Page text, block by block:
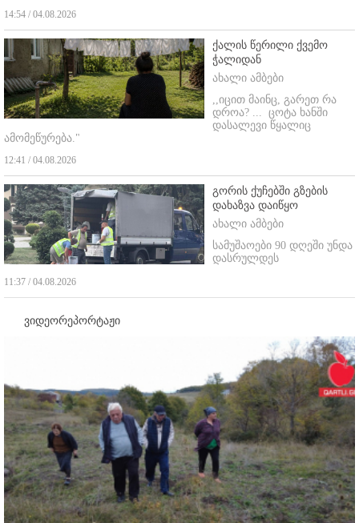
14:54 / 04.08.2026
ქალის წერილი ქვემო
ჭალიდან
ახალი ამბები
,,იცით მაინც, გარეთ რა
დროა? ... ცოტა ხანში
დასალევი წყალიც
ამომეწურება."
12:41 / 04.08.2026
გორის ქუჩებში გზების
დახაზვა დაიწყო
ახალი ამბები
სამუშაოები 90 დღეში უნდა
დასრულდეს
11:37 / 04.08.2026
ვიდეორეპორტაჟი